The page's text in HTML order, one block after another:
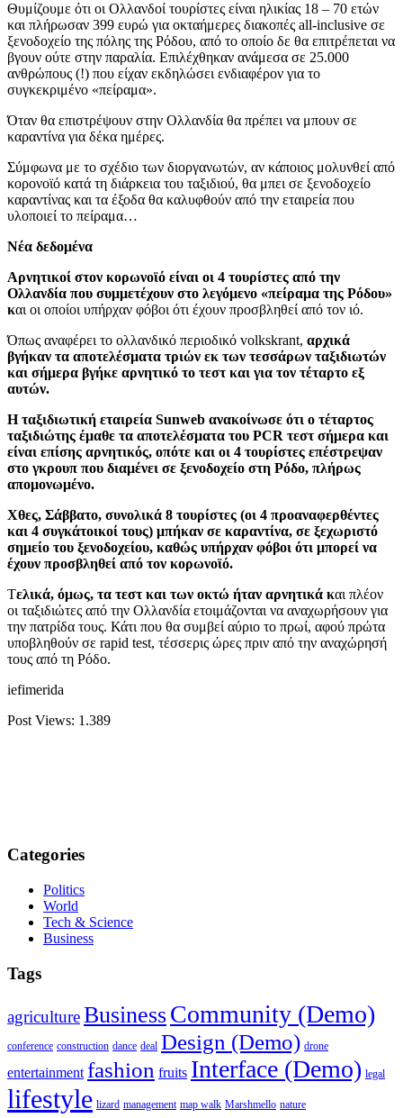
Θυμίζουμε ότι οι Ολλανδοί τουρίστες είναι ηλικίας 18 – 70 ετών
και πλήρωσαν 399 ευρώ για οκταήμερες διακοπές all-inclusive σε
ξενοδοχείο της πόλης της Ρόδου, από το οποίο δε θα επιτρέπεται να
βγουν ούτε στην παραλία. Επιλέχθηκαν ανάμεσα σε 25.000
ανθρώπους (!) που είχαν εκδηλώσει ενδιαφέρον για το
συγκεκριμένο «πείραμα».
Όταν θα επιστρέψουν στην Ολλανδία θα πρέπει να μπουν σε
καραντίνα για δέκα ημέρες.
Σύμφωνα με το σχέδιο των διοργανωτών, αν κάποιος μολυνθεί από
κορονοϊό κατά τη διάρκεια του ταξιδιού, θα μπει σε ξενοδοχείο
καραντίνας και τα έξοδα θα καλυφθούν από την εταιρεία που
υλοποιεί το πείραμα…
Νέα δεδομένα
Αρνητικοί στον κορωνοϊό είναι οι 4 τουρίστες από την
Ολλανδία που συμμετέχουν στο λεγόμενο «πείραμα της Ρόδου»
και οι οποίοι υπήρχαν φόβοι ότι έχουν προσβληθεί από τον ιό.
Όπως αναφέρει το ολλανδικό περιοδικό volkskrant, αρχικά
βγήκαν τα αποτελέσματα τριών εκ των τεσσάρων ταξιδιωτών
και σήμερα βγήκε αρνητικό το τεστ και για τον τέταρτο εξ
αυτών.
Η ταξιδιωτική εταιρεία Sunweb ανακοίνωσε ότι ο τέταρτος
ταξιδιώτης έμαθε τα αποτελέσματα του PCR τεστ σήμερα και
είναι επίσης αρνητικός, οπότε και οι 4 τουρίστες επέστρεψαν
στο γκρουπ που διαμένει σε ξενοδοχείο στη Ρόδο, πλήρως
απομονωμένο.
Χθες, Σάββατο, συνολικά 8 τουρίστες (οι 4 προαναφερθέντες
και 4 συγκάτοικοί τους) μπήκαν σε καραντίνα, σε ξεχωριστό
σημείο του ξενοδοχείου, καθώς υπήρχαν φόβοι ότι μπορεί να
έχουν προσβληθεί από τον κορωνοϊό.
Τελικά, όμως, τα τεστ και των οκτώ ήταν αρνητικά και πλέον
οι ταξιδιώτες από την Ολλανδία ετοιμάζονται να αναχωρήσουν για
την πατρίδα τους. Κάτι που θα συμβεί αύριο το πρωί, αφού πρώτα
υποβληθούν σε rapid test, τέσσερις ώρες πριν από την αναχώρησή
τους από τη Ρόδο.
iefimerida
Post Views: 1.389
Categories
Politics
World
Tech & Science
Business
Tags
agricultureBusinessCommunity (Demo)
conference construction dance deal Design (Demo) drone
entertainment fashion fruits Interface (Demo) legal
lifestyle lizard management map walk Marshmello nature